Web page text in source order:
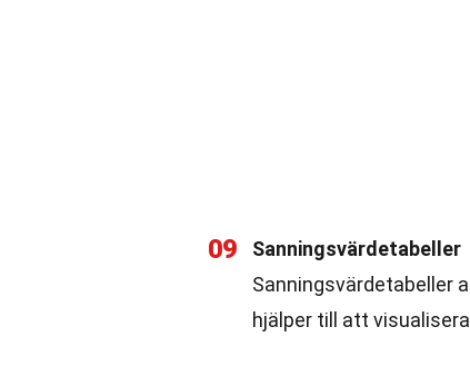
09
Sanningsvärdetabeller
Sanningsvärdetabeller
hjälper till att